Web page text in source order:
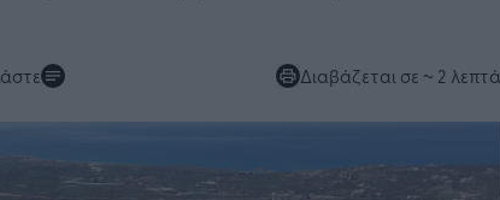
Διαβάζεται σε ~ 2 λεπτά